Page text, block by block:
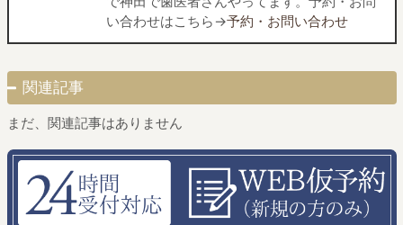
い合わせはこちら→予約・お問い合わせ
関連記事
まだ、関連記事はありません